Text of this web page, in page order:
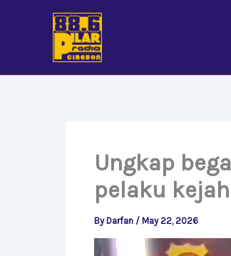
Ungkap
pelaku
By Darfan / May 22, 2026